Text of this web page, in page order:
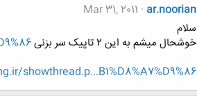
ar.noorian
Mar 31, 2011
سلام
خوشحال میشم به این 2 تاپیک سر بزنی
showthread.p...B1%D8%A7%D9%86